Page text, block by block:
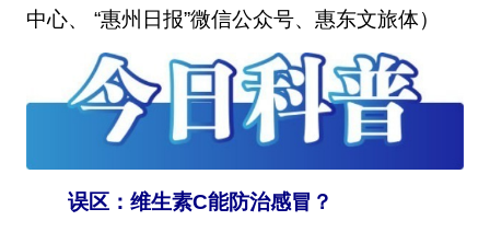
中心、 “惠州日报”微信公众号、惠东文旅体）
误区：维生素C能防治感冒？